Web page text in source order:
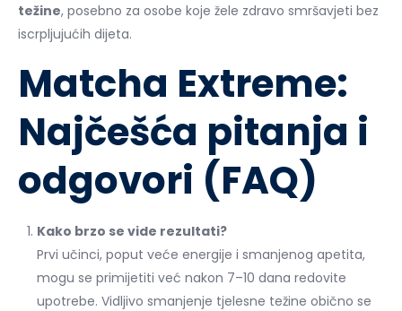
težine, posebno za osobe koje žele zdravo smršavjeti bez
iscrpljujućih dijeta.
Matcha Extreme:
Najčešća pitanja i
odgovori (FAQ)
Kako brzo se vide rezultati?
Prvi učinci, poput veće energije i smanjenog apetita,
mogu se primijetiti već nakon 7–10 dana redovite
upotrebe. Vidljivo smanjenje tjelesne težine obično se